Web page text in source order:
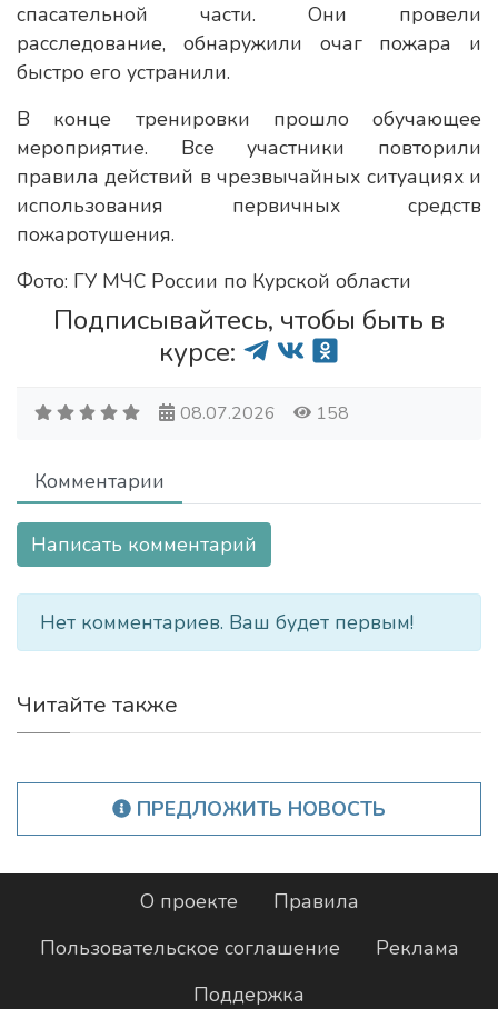
спасательной части. Они провели
расследование, обнаружили очаг пожара и
быстро его устранили.
В конце тренировки прошло обучающее
мероприятие. Все участники повторили
правила действий в чрезвычайных ситуациях и
использования первичных средств
пожаротушения.
Фото: ГУ МЧС России по Курской области
Подписывайтесь, чтобы быть в
курсе:
08.07.2026 158
Комментарии
Написать комментарий
Нет комментариев. Ваш будет первым!
Читайте также
ПРЕДЛОЖИТЬ НОВОСТЬ
О проекте
Правила
Пользовательское соглашение
Реклама
Поддержка